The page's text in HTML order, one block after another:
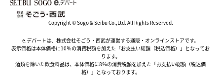
Copyright © Sogo & Seibu Co.,Ltd. All Rights Reserved.
e.デパートは、株式会社そごう・西武が運営する通販・オンラインストアです。
表示価格は本体価格に10％の消費税額を加えた「お支払い総額（税込価格）」となってお
ります。
酒類を除いた飲食料品は、本体価格に8％の消費税額を加えた「お支払い総額（税込価
格）」となっております。